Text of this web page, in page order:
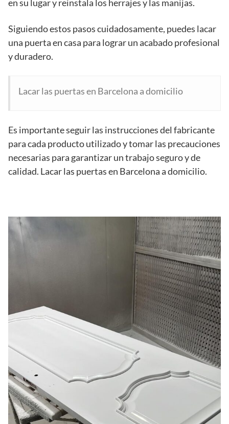
en su lugar y reinstala los herrajes y las manijas.
Siguiendo estos pasos cuidadosamente, puedes lacar
una puerta en casa para lograr un acabado profesional
y duradero.
Lacar las puertas en Barcelona a domicilio
Es importante seguir las instrucciones del fabricante
para cada producto utilizado y tomar las precauciones
necesarias para garantizar un trabajo seguro y de
calidad. Lacar las puertas en Barcelona a domicilio.